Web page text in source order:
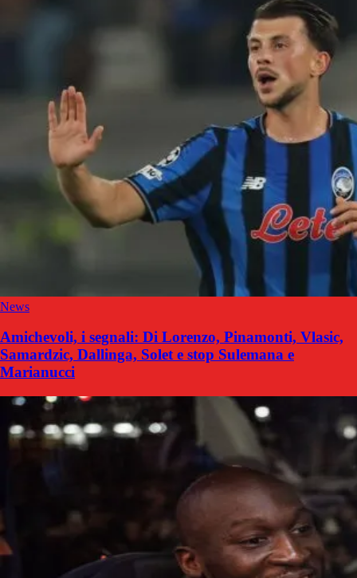
News
Amichevoli, i segnali: Di Lorenzo, Pinamonti, Vlasic,
Samardzic, Dallinga, Solet e stop Sulemana e
Marianucci